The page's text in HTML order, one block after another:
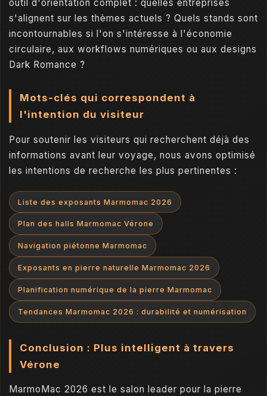
outil d'orientation complet : quelles entreprises
s'alignent sur les thèmes actuels ? Quels stands sont
incontournables si l'on s'intéresse à l'économie
circulaire, aux workflows numériques ou aux designs
Dark Romance ?
Mots-clés qui correspondent à
l'intention du visiteur
Pour soutenir les visiteurs qui recherchent déjà des
informations avant leur voyage, nous avons optimisé
les intentions de recherche les plus pertinentes :
Liste des exposants Marmomac 2026
Plan des halls Marmomac Vérone
Navigation piétonne Marmomac
Exposants en pierre naturelle Marmomac 2026
Planification numérique de la pierre Marmomac
Tendances Marmomac 2026 : durabilité et numérisation
Conclusion : Plus intelligent à travers
Vérone
MarmoMac 2026 est le salon leader pour la pierre